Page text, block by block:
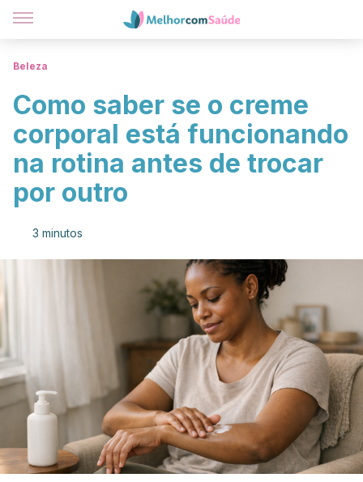
Beleza
Como saber se o creme
corporal está funcionando
na rotina antes de trocar
por outro
3 minutos